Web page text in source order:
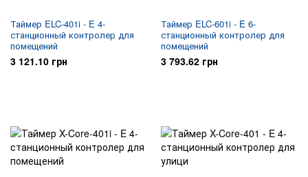
Таймер ELC-401i - E 4-
станционный контролер для
помещений
3 121.10 грн
Таймер ELC-601i - E 6-
станционный контролер для
помещений
3 793.62 грн